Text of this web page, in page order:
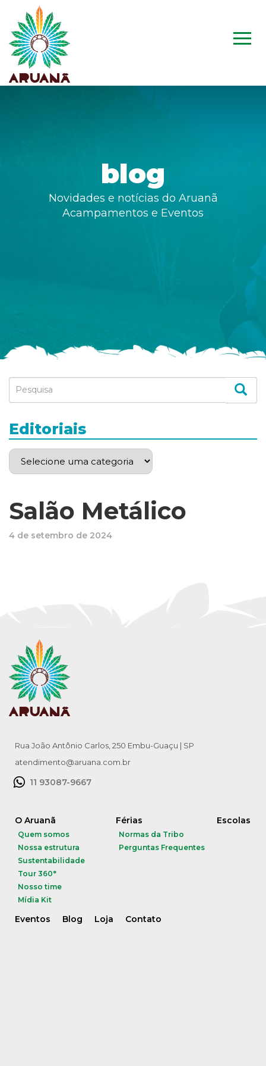
blog
Novidades e notícias do Aruanã
Acampamentos e Eventos
Salão Metálico
4 de setembro de 2024
Editoriais
Rua João Antônio Carlos, 250 Embu-Guaçu | SP
atendimento@aruana.com.br
11 93087-9667
O Aruanã
Quem somos
Nossa estrutura
Sustentabilidade
Tour 360°
Nosso time
Mídia Kit
Férias
Normas da Tribo
Perguntas Frequentes
Escolas
Eventos Blog Loja Contato